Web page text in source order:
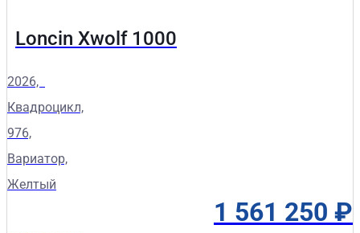
Loncin Xwolf 1000
2026,
Квадроцикл,
976,
Вариатор,
Желтый
1 561 250 ₽